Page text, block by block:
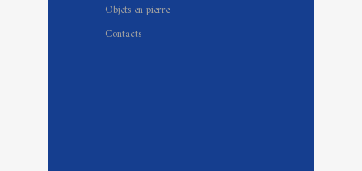
Objets en pierre
Contacts